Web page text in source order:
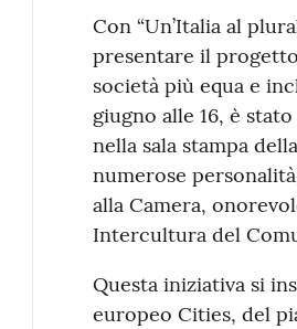
Contenuto
Con “Un’Italia al
presentare il
società più equa e
giugno alle 16, è
nella sala stampa
numerose
alla Camera,
Intercultura del
Questa iniziativa si
europeo Cities, del